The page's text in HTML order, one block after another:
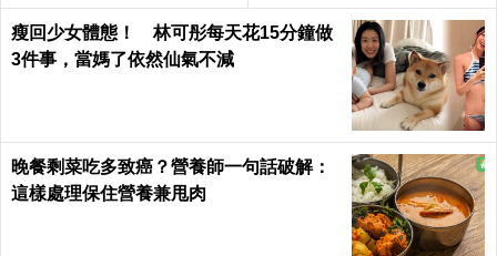
瘦回少女體態！ 林可彤每天花15分鐘做
3件事，當媽了依然仙氣不減
晚餐剩菜吃多致癌？營養師一句話破解：
這樣處理保住營養兼甩肉